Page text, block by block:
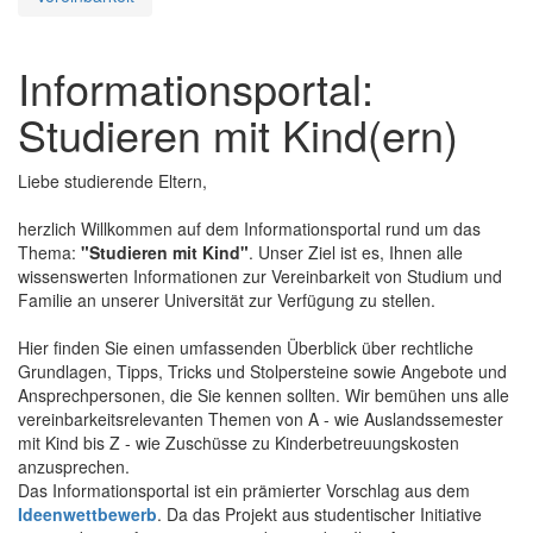
Informationsportal:
Studieren mit Kind(ern)
Liebe studierende Eltern,
herzlich Willkommen auf dem Informationsportal rund um das
Thema: "Studieren mit Kind". Unser Ziel ist es, Ihnen alle
wissenswerten Informationen zur Vereinbarkeit von Studium und
Familie an unserer Universität zur Verfügung zu stellen.
Hier finden Sie einen umfassenden Überblick über rechtliche
Grundlagen, Tipps, Tricks und Stolpersteine sowie Angebote und
Ansprechpersonen, die Sie kennen sollten. Wir bemühen uns alle
vereinbarkeitsrelevanten Themen von A - wie Auslandssemester
mit Kind bis Z - wie Zuschüsse zu Kinderbetreuungskosten
anzusprechen.
Das Informationsportal ist ein prämierter Vorschlag aus dem
Ideenwettbewerb. Da das Projekt aus studentischer Initiative